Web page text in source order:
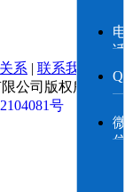
系 | 联系我们
公司版权所有
京
号
电
话
QQ
微
信